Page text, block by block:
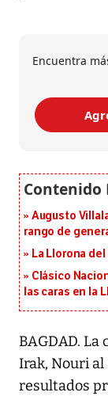
Encuentra
Augusto
rango de
La Llorona
Clásico
las caras en la
BAGDAD.
Irak, Nouri al
resultados